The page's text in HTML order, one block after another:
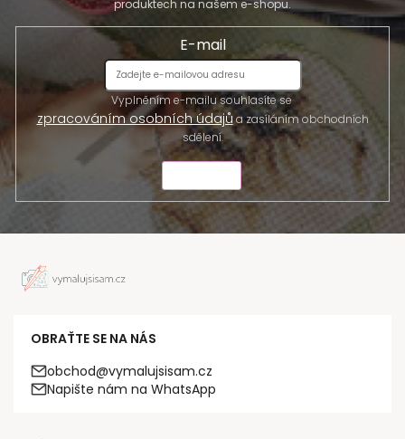
produktech na našem e-shopu.
E-mail
Vyplněním e-mailu souhlasíte se
zpracováním osobních údajůa zasíláním obchodních
sdělení.
OBRAŤTE SE NA NÁS
obchod@vymalujsisam.cz
Napište nám na WhatsApp